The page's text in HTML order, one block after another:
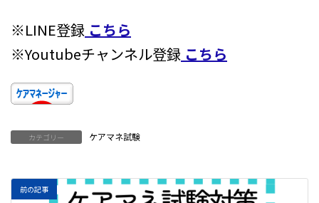
※LINE登録 こちら
※Youtubeチャンネル登録 こちら
カテゴリー ケアマネ試験
前の記事